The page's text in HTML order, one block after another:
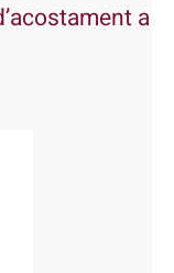
a